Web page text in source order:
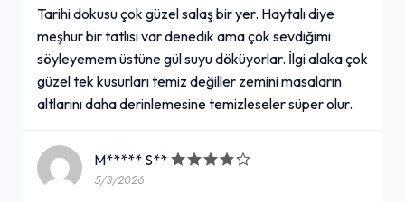
Tarihi dokusu çok güzel salaş bir yer. Haytalı diye
meşhur bir tatlısı var denedik ama çok sevdiğimi
söyleyemem üstüne gül suyu döküyorlar. İlgi alaka çok
güzel tek kusurları temiz değiller zemini masaların
altlarını daha derinlemesine temizleseler süper olur.
M***** S**
5/3/2026